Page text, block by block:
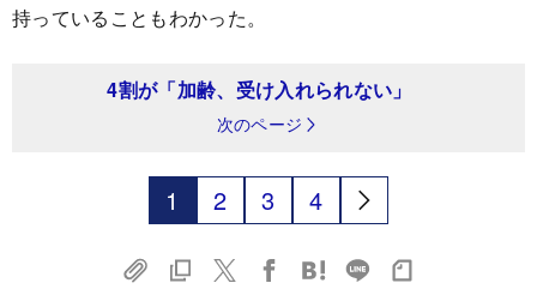
持っていることもわかった。
4割が「加齢、受け入れられない」
次のページ
1 2 3 4